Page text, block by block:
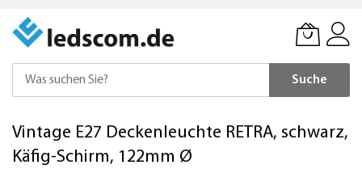
Suche
zum
Inhalt
Vintage E27 Deckenleuchte RETRA, schwarz,
Käfig-Schirm, 122mm Ø